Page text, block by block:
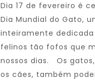
Dia 17 de fevereiro é
Dia Mundial do Gato,
inteiramente dedicada
felinos tão fofos que
nossos dias. Os
os cães, também